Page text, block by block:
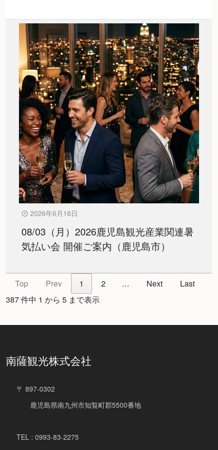
2026年6月16日
08/03（月）2026鹿児島観光産業関連暑
気払い会 開催ご案内（鹿児島市）
Top Prev 1 2 … Next
Last
387 件中 1 から 5 まで表示
南薩観光株式会社
〒 897-0302
鹿児島県南九州市知覧町郡5500番地
TEL : 0993-83-2275